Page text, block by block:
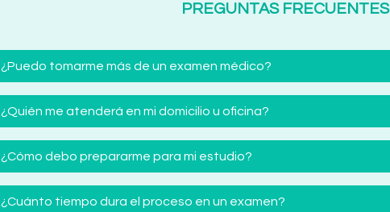
PREGUNTAS FRECUENTES
¿Puedo tomarme más de un examen médico?
¿Quién me atenderá en mi domicilio u oficina?
¿Cómo debo prepararme para mi estudio?
¿Cuánto tiempo dura el proceso en un examen?